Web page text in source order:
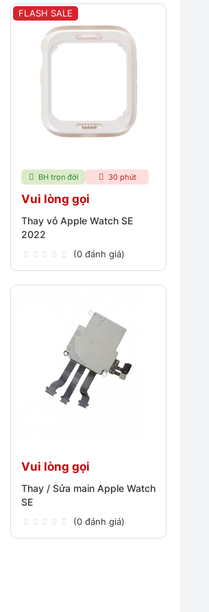
FLASH SALE
BH trọn đời 30 phút
Vui lòng gọi
Thay vỏ Apple Watch SE
2022
(0 đánh giá)
Vui lòng gọi
Thay / Sửa main Apple Watch
SE
(0 đánh giá)